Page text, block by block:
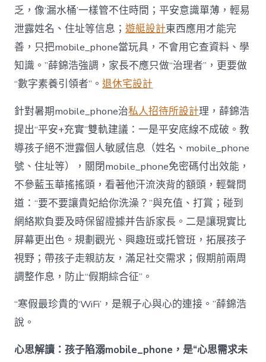
乏，像‘漏水桶’一樣管不住時間；平安意識單薄，輕易
泄露姓名、住址等信息；遊艇設計東西應用才能完
善，只把mobile_phone當玩具，不會用它查資料、學
知識。”薛錦浩強調，家長不應只做“治理者”，更要做
“數字素養引領者”。退休宅設計
針對暑期mobile_phone治私人招待所設計理，薛錦浩
提出“平安+充實”雙軌建議：一是平安底線不成破。教
導孩子絕不泄露個人敏感信息（姓名、mobile_phone
號、住址等），關閉mobile_phone免密碼付出效能，
不參藍玉華搖搖頭，看著他汗流浹背的額頭，輕聲問
道：“要不要讓貴妃給你洗澡？”與充值、打賞；碰到
網絡欺負要及時保留證據并告訴家長。二是讓現實比
屏幕更出色。規劃觀光、興趣班或托管班，拓展孩子
視野；帶孩子走親訪友，滿足社交需求；假期前兩周
調整作息，防止“假期綜合征”。
“寒假最珍貴的‘WiFi’，是親子心與心的連接。”薛錦浩
說。
心思解讀：孩子陷溺mobile_phone，是“心思需求未